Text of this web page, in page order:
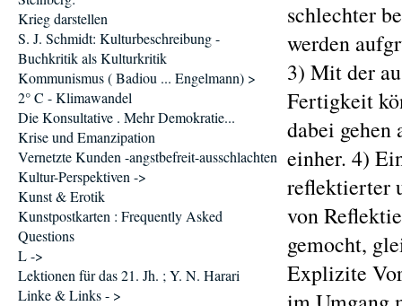
schlechter
werden
3) Mit der
Fertigkeit
dabei gehen
einher. 4)
reflektierter
von
gemocht,
Explizite
Krieg darstellen
S. J. Schmidt: Kulturbeschreibung -
Buchkritik als Kulturkritik
Kommunismus ( Badiou ... Engelmann) >
2° C - Klimawandel
Die Konsultative . Mehr Demokratie...
Krise und Emanzipation
Vernetzte Kunden -angstbefreit-ausschlachten
Kultur-Perspektiven ->
Kunst & Erotik
Kunstpostkarten : Frequently Asked
Questions
L ->
Lektionen für das 21. Jh. ; Y. N. Harari
Linke & Links - >